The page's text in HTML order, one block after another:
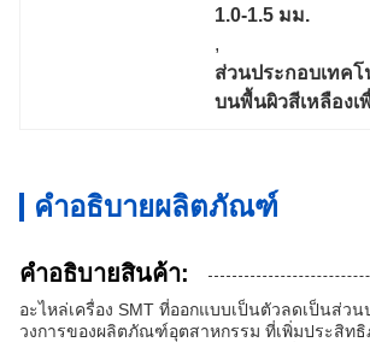
1.0-1.5 มม.
,
ส่วนประกอบเทค
บนพื้นผิวสีเหลืองเ
คำอธิบายผลิตภัณฑ์
คําอธิบายสินค้า:
อะไหล่เครื่อง SMT ที่ออกแบบเป็นตัวลดเป็นส่ว
วงการของผลิตภัณฑ์อุตสาหกรรม ที่เพิ่มประสิท